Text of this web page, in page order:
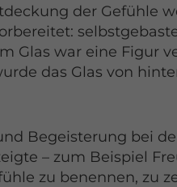
der Gefühle
Glas war eine Figur
das Glas von
Begeisterung bei
– zum Beispiel
zu benennen, zu